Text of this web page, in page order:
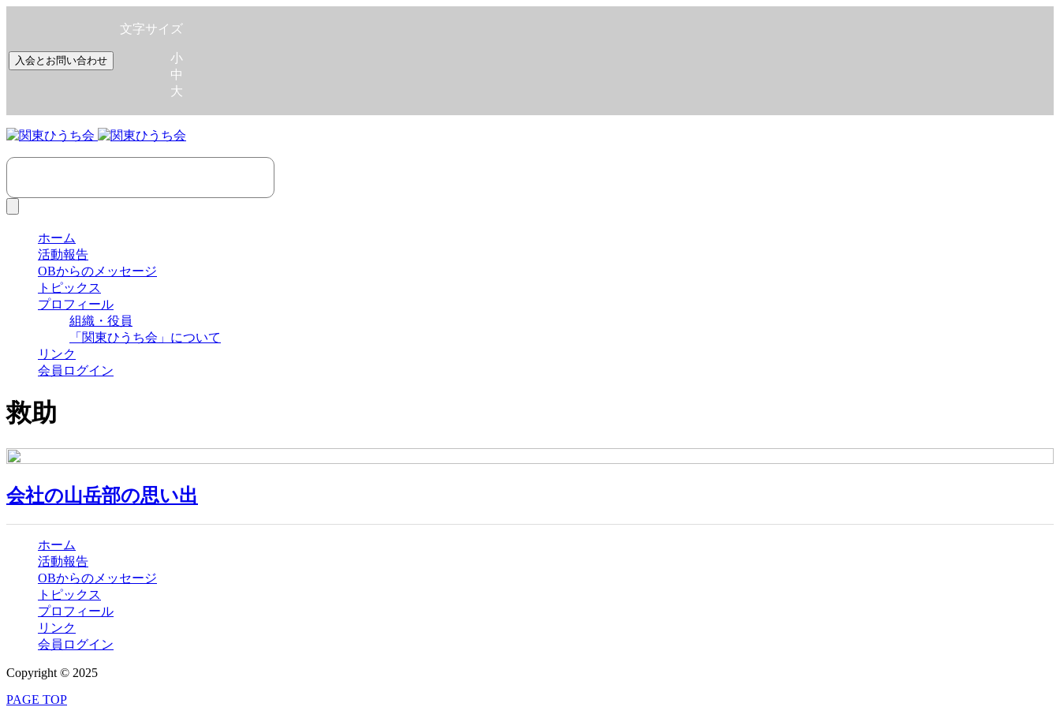
入会とお問い合わせ
文字サイズ
小
中
大
ホーム
活動報告
OBからのメッセージ
トピックス
プロフィール
組織・役員
「関東ひうち会」について
リンク
会員ログイン
救助
会社の山岳部の思い出
ホーム
活動報告
OBからのメッセージ
トピックス
プロフィール
リンク
会員ログイン
Copyright © 2025
PAGE TOP